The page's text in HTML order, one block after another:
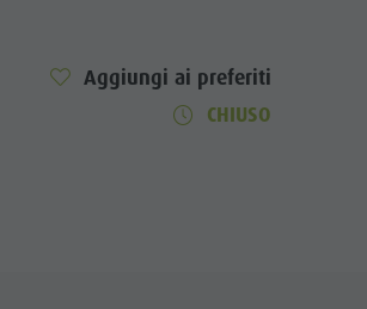
Aggiungi ai preferiti
CHIUSO